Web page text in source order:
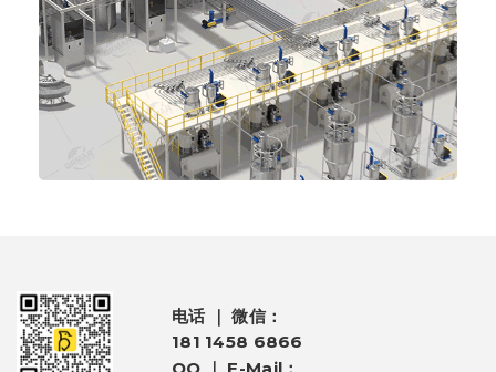
电话 ｜ 微信：
181 1458 6866